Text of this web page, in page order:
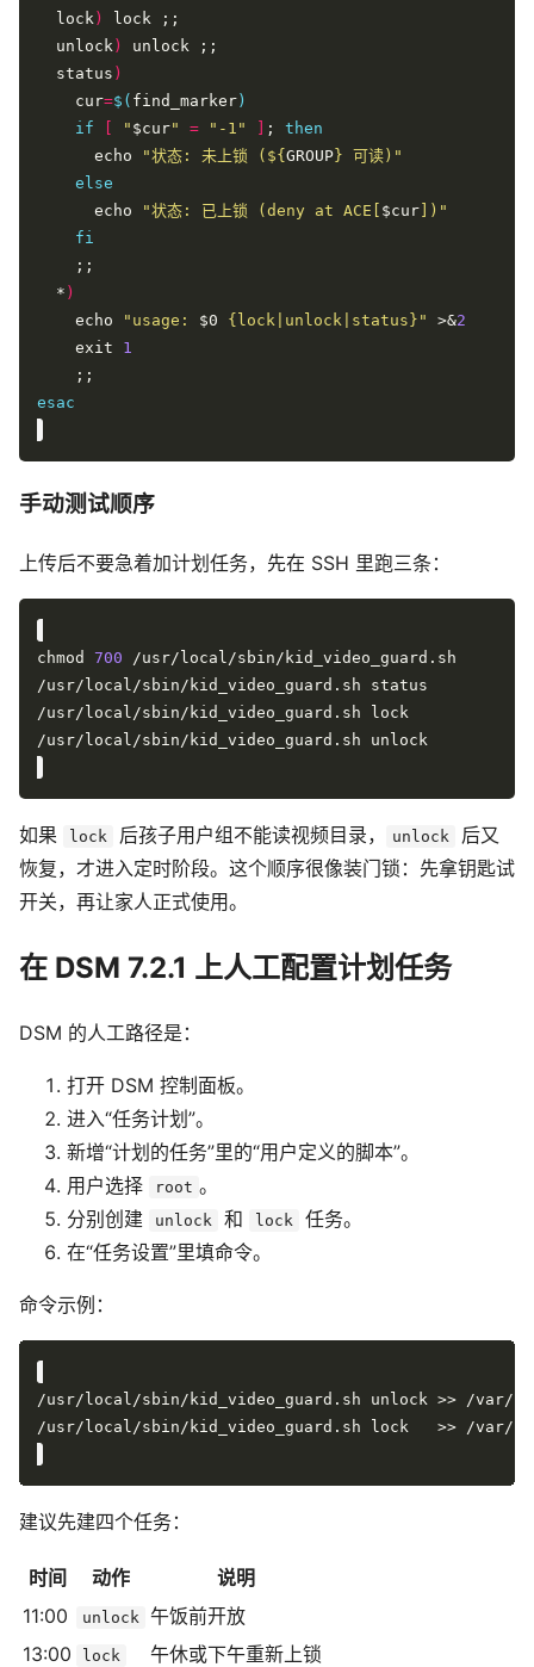
  lock
)
  unlock
)
  status
)
    cur
=$( find_marker )
if
" $cur" = "-1" ; then
      echo
"状态: 未上锁 ( ${ GROUP } 可读)"
else
      echo
"状态: 已上锁 (deny at ACE[ $cur ])"
fi
  *
)
    echo
"usage: $0 {lock|unlock|status}" >&2
    exit
1
esac
手动测试顺序
上传后不要急着加计划任务，先在 SSH 里跑三条：
chmod 700
如果 lock 后孩子用户组不能读视频目录， unlock
后又
恢复，才进入定时阶段。这个顺序很像装门锁：先拿钥匙试
开关，再让家人正式使用。
在 DSM 7.2.1 上人工配置计划任务
DSM 的人工路径是：
打开 DSM 控制面板。
进入“任务计划”。
新增“计划的任务”里的“用户定义的脚本”。
用户选择
root 。
分别创建
unlock 和 lock
任务。
在“任务设置”里填命令。
命令示例：
/usr/local/sbin/kid_video_guard.sh unlock >> /var/
/usr/local/sbin/kid_video_guard.sh lock   >> /var/
建议先建四个任务：
时间 动作
说明
11:00
unlock 午饭前开放
13:00
lock
午休或下午重新上锁